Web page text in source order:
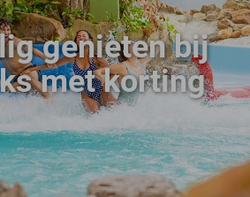
10+ miljoen leden
9,4
Ontdek 15.000+ deals
genieten bij
met korting